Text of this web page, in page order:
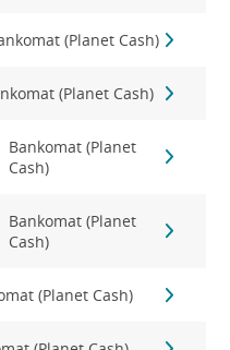
(Planet Cash)
(Planet Cash)
Bankomat (Planet
Cash)
Bankomat (Planet
Cash)
(Planet Cash)